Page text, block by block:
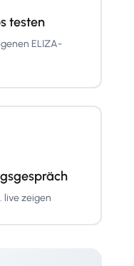
testen
ELIZA-
live zeigen